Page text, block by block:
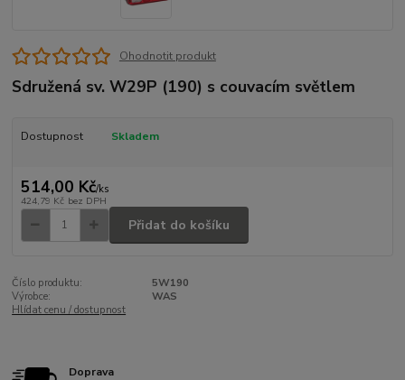
Ohodnotit produkt
Sdružená sv. W29P (190) s couvacím světlem
Dostupnost Skladem
514,00 Kč/ks
424,79 Kč bez DPH
Přidat do košíku
Číslo produktu:
5W190
Výrobce:
WAS
Hlídat cenu / dostupnost
Doprava